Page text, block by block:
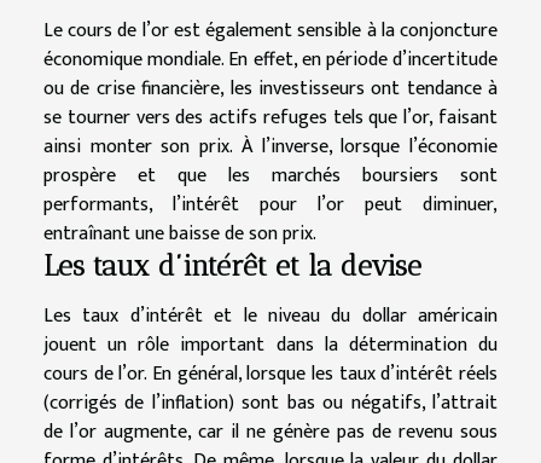
Le cours de l’or est également sensible à la conjoncture
économique mondiale. En effet, en période d’incertitude
ou de crise financière, les investisseurs ont tendance à
se tourner vers des actifs refuges tels que l’or, faisant
ainsi monter son prix. À l’inverse, lorsque l’économie
prospère et que les marchés boursiers sont
performants, l’intérêt pour l’or peut diminuer,
entraînant une baisse de son prix.
Les taux d’intérêt et la devise
Les taux d’intérêt et le niveau du dollar américain
jouent un rôle important dans la détermination du
cours de l’or. En général, lorsque les taux d’intérêt réels
(corrigés de l’inflation) sont bas ou négatifs, l’attrait
de l’or augmente, car il ne génère pas de revenu sous